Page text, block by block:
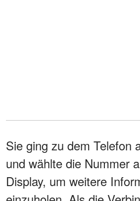
Sie ging zu dem Telefon
und wählte die Nummer
Display, um weitere